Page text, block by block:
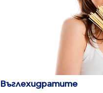
Въглехидратите